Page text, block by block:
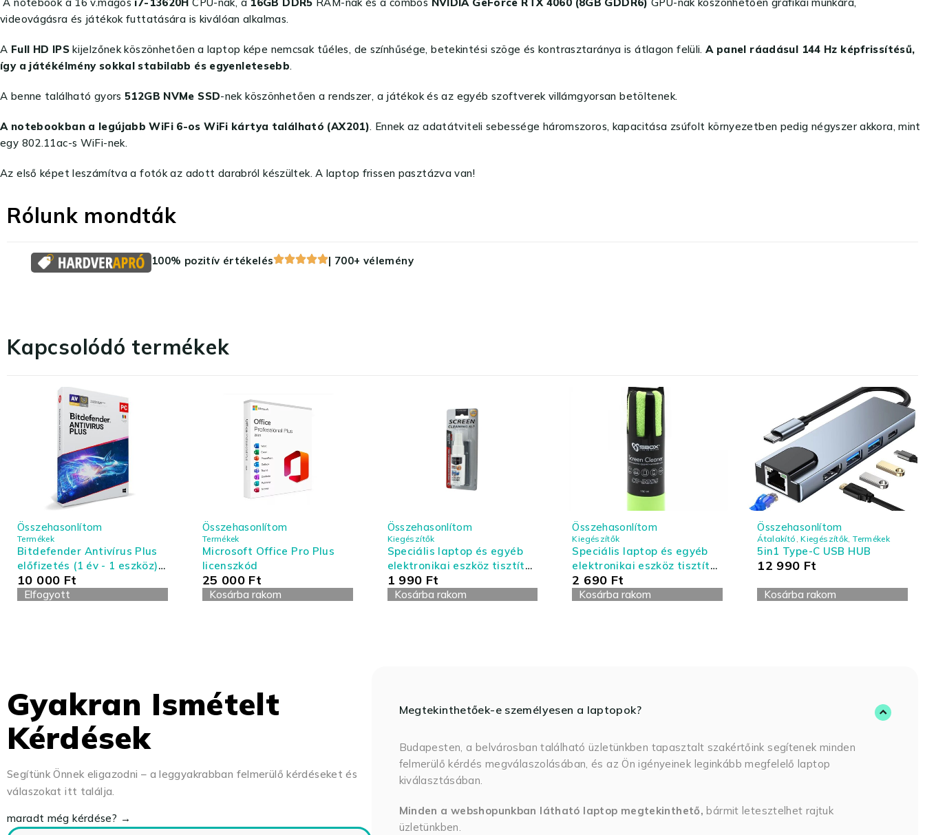
A notebook a 16 v.magos i7-13620HCPU-nak, a 16GB DDR5 RAM-nak és a combos NVIDIA GeForce RTX 4060 (8GB GDDR6) GPU-nak köszönhetően grafikai munkára,
videovágásra és játékok futtatására is kiválóan alkalmas.
A Full HD IPSkijelzőnek köszönhetően a laptop képe nemcsak tűéles, de színhűsége, betekintési szöge és kontrasztaránya is átlagon felüli.A panel ráadásul 144 Hz képfrissítésű,
így a játékélmény sokkal stabilabb és egyenletesebb.
A benne található gyors 512GB NVMe SSD-nek köszönhetően a rendszer, a játékok és az egyéb szoftverek villámgyorsan betöltenek.
A notebookban a legújabb WiFi 6-os WiFi kártya található (AX201). Ennek az adatátviteli sebessége háromszoros, kapacitása zsúfolt környezetben pedig négyszer akkora, mint
egy 802.11ac-s WiFi-nek.
Az első képet leszámítva a fotók az adott darabról készültek. A laptop frissen pasztázva van!
Rólunk mondták
100% pozitív értékelés | 700+ vélemény
Kapcsolódó termékek
Termékek
Bitdefender Antivírus Plus
előfizetés (1 év - 1 eszköz) -
Antivírus és Tűzfal
Összehasonlítom
10 000 Ft
Elfogyott
Termékek
Microsoft Office Pro Plus
licenszkód
Összehasonlítom
25 000 Ft
Kosárba rakom
Kiegészítők
Speciális laptop és egyéb
elektronikai eszköz tisztító
készlet - kis kiszerelés
Összehasonlítom
1 990 Ft
Kosárba rakom
Kiegészítők
Speciális laptop és egyéb
elektronikai eszköz tisztító
készlet - nagy kiszerelés
Összehasonlítom
2 690 Ft
Kosárba rakom
Átalakító ,Kiegészítők,Termékek
5in1 Type-C USB HUB
Összehasonlítom
12 990 Ft
Kosárba rakom
Gyakran Ismételt
Kérdések
Segítünk Önnek eligazodni – a leggyakrabban felmerülő kérdéseket és
válaszokat itt találja.
maradt még kérdése? →
Megtekinthetőek-e személyesen a laptopok?
Budapesten, a belvárosban található üzletünkben tapasztalt szakértőink segítenek minden
felmerülő kérdés megválaszolásában, és az Ön igényeinek leginkább megfelelő laptop
kiválasztásában.
Minden a webshopunkban látható laptop megtekinthető, bármit letesztelhet rajtuk
üzletünkben.